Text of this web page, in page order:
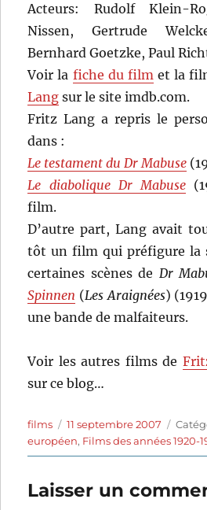
Acteurs: Rudolf Klein-
Nissen, Gertrude
Bernhard Goetzke, Paul
Voir la fiche du filmet la
Lang sur le site imdb.com.
Fritz Lang a repris le
dans :
Le testament du Dr Mabuse
Le diabolique Dr Mabuse
film.
D’autre part, Lang avait
tôt un film qui préfigure la
certaines scènes de Dr
Spinnen (Les Araignées)
une bande de malfaiteurs.
Voir les autres films de
sur ce blog…
Auteur
films
Publié
le
11 septembre 2007
européen, Films des années 1920-
Laisser un